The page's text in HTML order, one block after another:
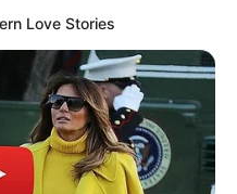
Love Stories